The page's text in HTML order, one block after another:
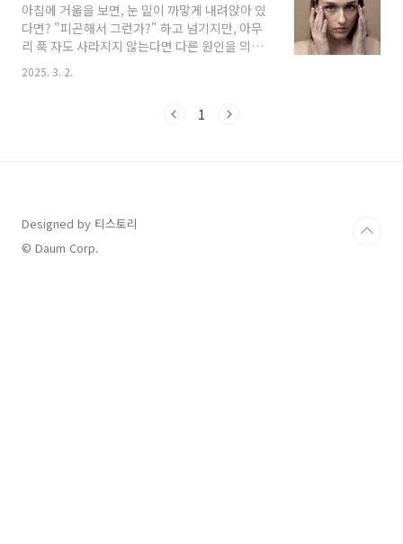
아침에 거울을 보면, 눈 밑이 까맣게 내려앉아 있
다면? "피곤해서 그런가?" 하고 넘기지만, 아무
리 푹 자도 사라지지 않는다면 다른 원인을 의심
해야 합니다. 사실 다크서클은 단순히 피로 때문
이 아니라 신체적인 요인이나 건강 문제가 원인
이유와 효과적인 완화 방법을 알려드릴게요!1.
질: 눈 밑을 따뜻하게 해주면 혈액순환이 좋아집
니다.🥜 오메가3 & 비타민E 섭취: 혈액순환을 돕
2025. 3. 2.
1
Designed by 티스토리
© Daum Corp.